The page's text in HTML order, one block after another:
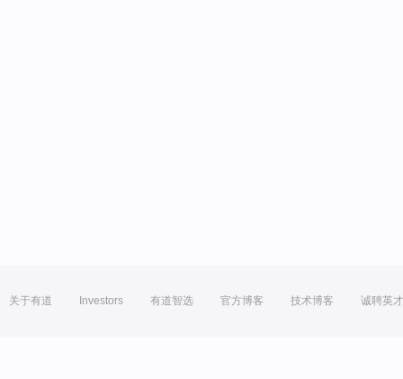
关于有道 Investors 有道智选 官方博客 技术博客 诚聘英才